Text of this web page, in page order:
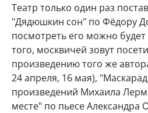
Театр только один раз
"Дядюшкин сон" по Фёдору
посмотреть его можно
того, москвичей зовут
произведению того же
24 апреля, 16 мая),
произведений Михаила
месте" по пьесе Александра